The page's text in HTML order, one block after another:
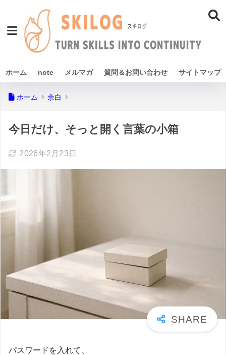
ホーム note メルマガ 質問＆お問い合わせ サイトマップ
ホーム 余白
今日だけ、そっと開く言葉の小箱
2026年2月23日
パスワードを入れて、